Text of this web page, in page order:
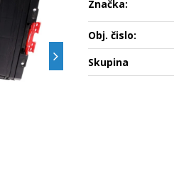
Značka:
Obj. čislo:
Skupina